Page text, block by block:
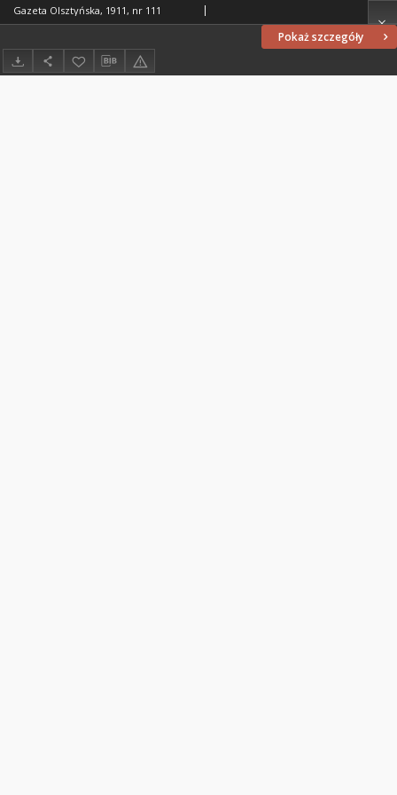
Pokaż szczegóły
Gazeta Olsztyńska, 1911, nr 111